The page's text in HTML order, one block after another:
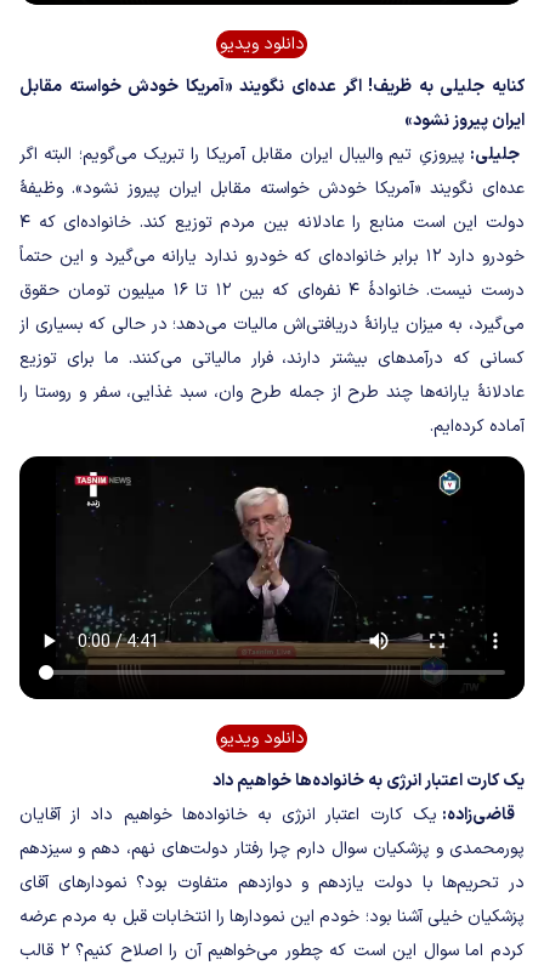
دانلود ویدیو
کنایه جلیلی به ظریف! اگر عده‌ای نگویند «آمریکا خودش خواسته مقابل
ایران پیروز نشود»
جلیلی: پیروزیِ تیم والیبال ایران مقابل آمریکا را تبریک می‌گویم؛ البته اگر
عده‌ای نگویند «آمریکا خودش خواسته مقابل ایران پیروز نشود». وظیفهٔ
دولت این است منابع را عادلانه بین مردم توزیع کند. خانواده‌ای که ۴
خودرو دارد ۱۲ برابر خانواده‌ای که خودرو ندارد یارانه می‌گیرد و این حتماً
درست نیست. خانوادهٔ ۴ نفره‌ای که بین ۱۲ تا ۱۶ میلیون تومان حقوق
می‌گیرد، به میزان یارانهٔ دریافتی‌اش مالیات می‌دهد؛ در حالی که بسیاری از
کسانی که درآمدهای بیشتر دارند، فرار مالیاتی می‌کنند. ما برای توزیع
عادلانهٔ یارانه‌ها چند طرح از جمله طرح وان، سبد غذایی، سفر و روستا را
آماده کرده‌ایم.
دانلود ویدیو
یک کارت اعتبار انرژی به خانواده‌ها خواهیم داد
قاضی‌زاده: یک کارت اعتبار انرژی به خانواده‌ها خواهیم داد از آقایان
پورمحمدی و پزشکیان سوال دارم چرا رفتار دولت‌های نهم، دهم و سیزدهم
در تحریم‌ها با دولت یازدهم و دوازدهم متفاوت بود؟ نمودارهای آقای
پزشکیان خیلی آشنا بود؛ خودم این نمودارها را انتخابات قبل به مردم عرضه
کردم اما سوال این است که چطور می‌خواهیم آن را اصلاح کنیم؟ ۲ قالب